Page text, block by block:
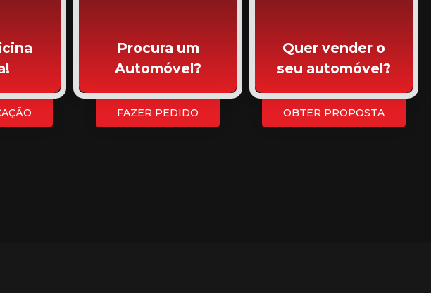
Procura um
Automóvel?
FAZER PEDIDO
Quer vender o
seu automóvel?
OBTER PROPOSTA